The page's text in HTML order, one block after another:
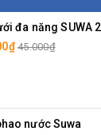
đa năng SUWA
45.000₫
nước Suwa